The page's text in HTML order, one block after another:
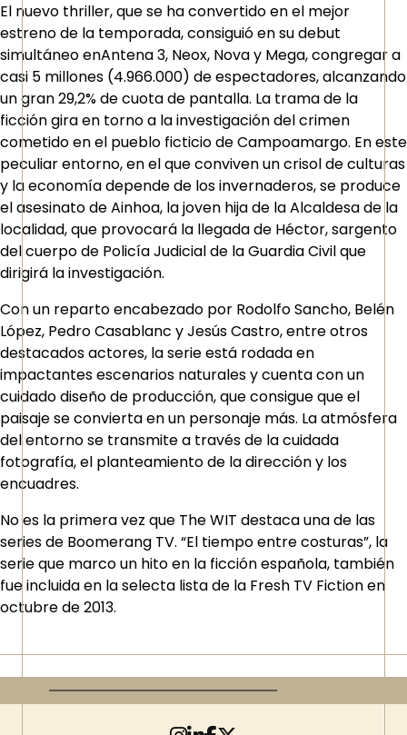
El nuevo thriller, que se ha convertido en el mejor
estreno de la temporada, consiguió en su debut
simultáneo enAntena 3, Neox, Nova y Mega, congregar a
casi 5 millones (4.966.000) de espectadores, alcanzando
un gran 29,2% de cuota de pantalla. La trama de la
ficción gira en torno a la investigación del crimen
cometido en el pueblo ficticio de Campoamargo. En este
peculiar entorno, en el que conviven un crisol de culturas
y la economía depende de los invernaderos, se produce
el asesinato de Ainhoa, la joven hija de la Alcaldesa de la
localidad, que provocará la llegada de Héctor, sargento
del cuerpo de Policía Judicial de la Guardia Civil que
dirigirá la investigación.
Con un reparto encabezado por Rodolfo Sancho, Belén
López, Pedro Casablanc y Jesús Castro, entre otros
destacados actores, la serie está rodada en
impactantes escenarios naturales y cuenta con un
cuidado diseño de producción, que consigue que el
paisaje se convierta en un personaje más. La atmósfera
del entorno se transmite a través de la cuidada
fotografía, el planteamiento de la dirección y los
encuadres.
No es la primera vez que The WIT destaca una de las
series de Boomerang TV. “El tiempo entre costuras”, la
serie que marco un hito en la ficción española, también
fue incluida en la selecta lista de la Fresh TV Fiction en
octubre de 2013.